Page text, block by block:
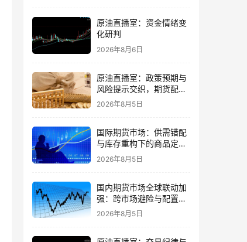
原油直播室：资金情绪变
化研判
2026年8月6日
原油直播室：政策预期与
风险提示交织，期货配置
需理性
2026年8月5日
国际期货市场：供需错配
与库存重构下的商品定价
再平衡
2026年8月5日
国内期货市场全球联动加
强：跨市场避险与配置策
略调整
2026年8月5日